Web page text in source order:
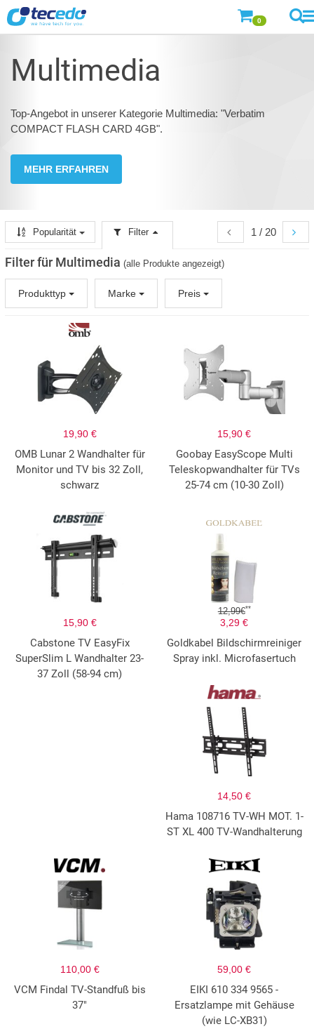
0
Multimedia
Top-Angebot in unserer Kategorie Multimedia: "Verbatim
COMPACT FLASH CARD 4GB".
MEHR ERFAHREN
1 / 20
Popularität Filter
Filter für Multimedia (alle Produkte angezeigt)
Produkttyp Marke Preis
19,90 €
OMB Lunar 2 Wandhalter für
Monitor und TV bis 32 Zoll,
schwarz
15,90 €
Goobay EasyScope Multi
Teleskopwandhalter für TVs
25-74 cm (10-30 Zoll)
15,90 €
Cabstone TV EasyFix
SuperSlim L Wandhalter 23-
37 Zoll (58-94 cm)
12,99€**
3,29 €
Goldkabel Bildschirmreiniger
Spray inkl. Microfasertuch
14,50 €
Hama 108716 TV-WH MOT. 1-
ST XL 400 TV-Wandhalterung
110,00 €
VCM Findal TV-Standfuß bis
37"
59,00 €
EIKI 610 334 9565 -
Ersatzlampe mit Gehäuse
(wie LC-XB31)